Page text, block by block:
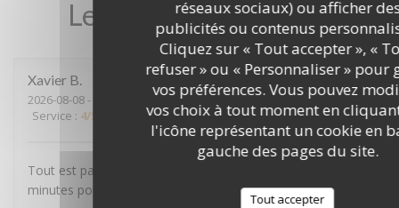
réseaux sociaux) ou afficher
publicités ou contenus
Cliquez sur « Tout accepter », «
refuser » ou « Personnaliser » pour
vos préférences. Vous pouvez
vos choix à tout moment en
l'icône représentant un cookie en
gauche des pages du site.
Tout accepter
Les avis de nos clients
Xavier B
2026-08-08 - 12:00 - Couverts 2
Service : 4/5 Ambiance:5 /5 Cuisine :5/5 Qualité / Prix:5/5
Tout est parfait sauf pour le dessert ou il fallait attendre 20
minutes pour avoir le dessert